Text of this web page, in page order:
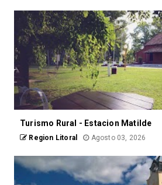
Turismo Rural - Estacion Matilde
Region Litoral Agosto 03, 2026